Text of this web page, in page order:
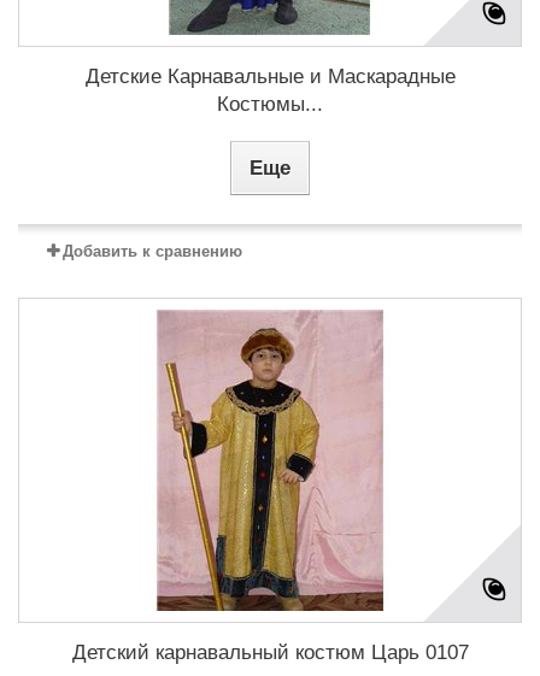
Детские Карнавальные и Маскарадные
Костюмы...
Еще
Добавить к сравнению
Детский карнавальный костюм Царь 0107